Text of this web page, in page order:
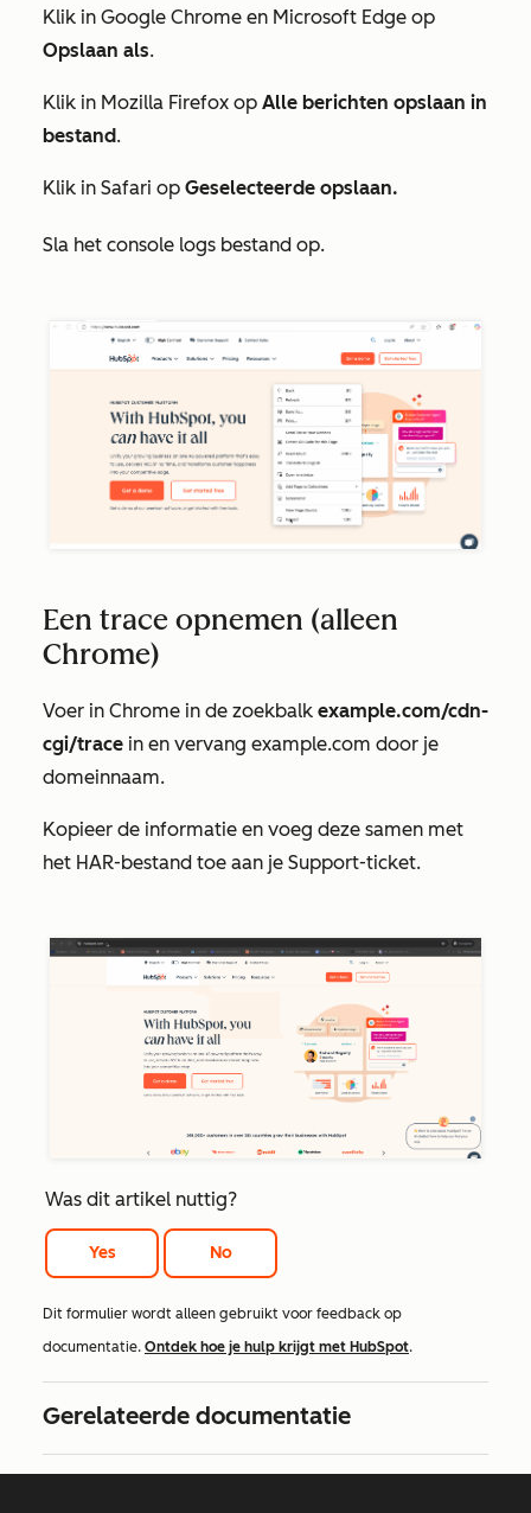
Klik in Google Chrome en Microsoft Edge op
Opslaan als.
Klik in Mozilla Firefox op Alle berichten opslaan in
bestand.
Klik in Safari op Geselecteerde opslaan.
Sla het console logs bestand op.
Een trace opnemen (alleen
Chrome)
Voer in Chrome in de zoekbalk example.com/cdn-
cgi/trace in en vervang example.com door je
domeinnaam.
Kopieer de informatie en voeg deze samen met
het HAR-bestand toe aan je Support-ticket.
Was dit artikel nuttig?
Yes No
Dit formulier wordt alleen gebruikt voor feedback op
documentatie. Ontdek hoe je hulp krijgt met HubSpot.
Gerelateerde documentatie